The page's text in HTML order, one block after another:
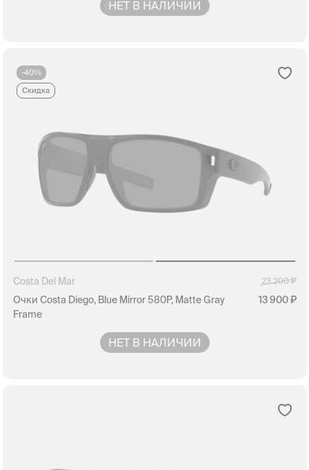
НЕТ В НАЛИЧИИ
-40%
Скидка
Costa Del Mar 23 200
Очки Costa Diego, Blue Mirror 580P, Matte Gray
Frame
13 900
НЕТ В НАЛИЧИИ